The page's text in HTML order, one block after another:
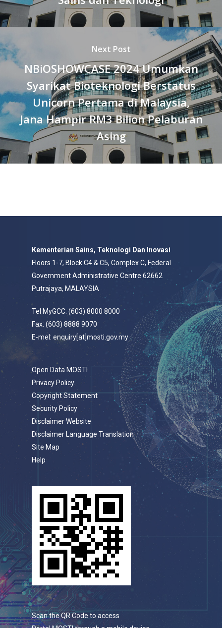
Next Post
NBiOSHOWCASE 2024 Umumkan
Syarikat Bioteknologi Berstatus
Unicorn Pertama di Malaysia,
Jana Hampir RM3 Bilion Pelaburan
Asing
Kementerian Sains, Teknologi Dan Inovasi
Floors 1-7, Block C4 & C5, Complex C, Federal
Government Administrative Centre 62662
Putrajaya, MALAYSIA
Tel MyGCC: (603) 8000 8000
Fax: (603) 8888 9070
E-mel: enquiry[at]mosti.gov.my
Open Data MOSTI
Privacy Policy
Copyright Statement
Security Policy
Disclaimer Website
Disclaimer Language Translation
Site Map
Help
Scan the QR Code to access